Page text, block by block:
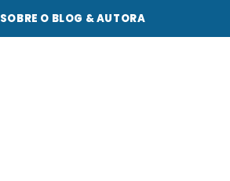
SOBRE O BLOG & AUTORA